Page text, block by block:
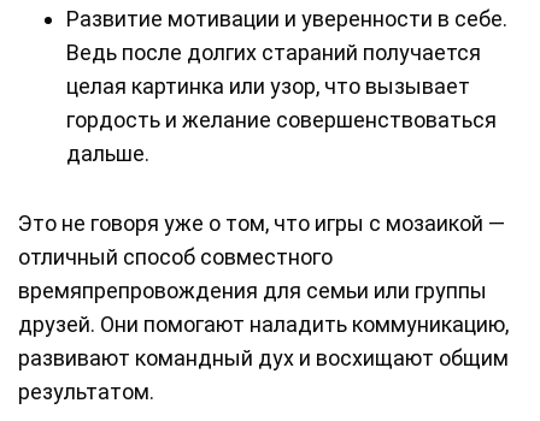
Развитие мотивации и уверенности в себе.
Ведь после долгих стараний получается
целая картинка или узор, что вызывает
гордость и желание совершенствоваться
дальше.
Это не говоря уже о том, что игры с мозаикой —
отличный способ совместного
времяпрепровождения для семьи или группы
друзей. Они помогают наладить коммуникацию,
развивают командный дух и восхищают общим
результатом.